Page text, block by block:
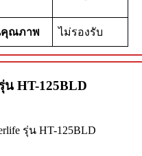
คุณภาพ ไม่รองรับ
น HT-125BLD